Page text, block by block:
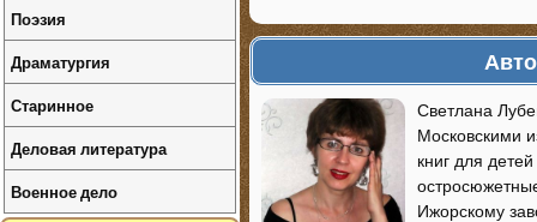
Светлана
Московскими
книг для
Ижорскому
Поэзия
Драматургия
Старинное
Деловая литература
Военное дело